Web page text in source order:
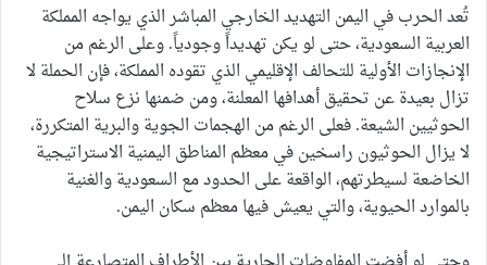
تُعد الحرب في اليمن التهديد الخارجي المباشر الذي يواجه المملكة
العربية السعودية، حتى لو يكن تهديداً وجودياً. وعلى الرغم من
الإنجازات الأولية للتحالف الإقليمي الذي تقوده المملكة، فإن الحملة لا
تزال بعيدة عن تحقيق أهدافها المعلنة، ومن ضمنها نزع سلاح
الحوثيين الشيعة. فعلى الرغم من الهجمات الجوية والبرية المتكررة،
لا يزال الحوثيون راسخين في معظم المناطق اليمنية الاستراتيجية
الخاضعة لسيطرتهم، الواقعة على الحدود مع السعودية والغنية
بالموارد الحيوية، والتي يعيش فيها معظم سكان اليمن.